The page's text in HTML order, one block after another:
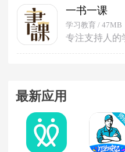
一书一课
学习教育 / 47MB
专注支持人的
最新应用